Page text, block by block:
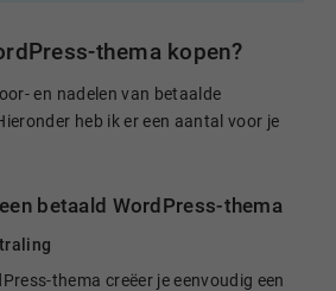
thema kopen?
en nadelen van betaalde
heb ik er een aantal voor je
betaald WordPress-thema
thema creëer je eenvoudig een